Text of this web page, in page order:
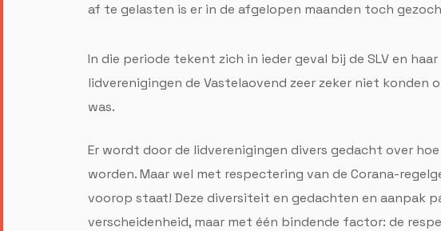
af te gelasten is er in de afgelopen maanden toch
In die periode tekent zich in ieder geval bij de SLV en
lidverenigingen de Vastelaovend zeer zeker niet konden
was.
Er wordt door de lidverenigingen divers gedacht over
worden. Maar wel met respectering van de Corana-
voorop staat! Deze diversiteit en gedachten en aanpak
verscheidenheid, maar met één bindende factor: de